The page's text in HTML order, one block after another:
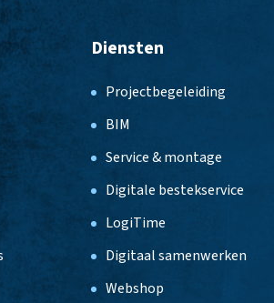
Diensten
Projectbegeleiding
BIM
Service & montage
Digitale bestekservice
LogiTime
Digitaal samenwerken
Webshop